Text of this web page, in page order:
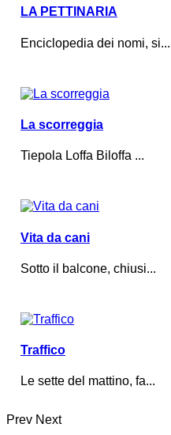
LA PETTINARIA
Enciclopedia dei nomi, si...
La scorreggia
Tiepola Loffa Biloffa ...
Vita da cani
Sotto il balcone, chiusi...
Traffico
Le sette del mattino, fa...
Prev Next